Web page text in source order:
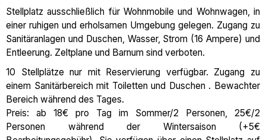
Stellplatz ausschließlich für Wohnmobile und Wohnwagen, in
einer ruhigen und erholsamen Umgebung gelegen. Zugang zu
Sanitäranlagen und Duschen, Wasser, Strom (16 Ampere) und
Entleerung. Zeltplane und Barnum sind verboten.
10 Stellplätze nur mit Reservierung verfügbar. Zugang zu
einem Sanitärbereich mit Toiletten und Duschen . Bewachter
Bereich während des Tages.
Preis: ab 18€ pro Tag im Sommer/2 Personen, 25€/2
Personen während der Wintersaison (+5€